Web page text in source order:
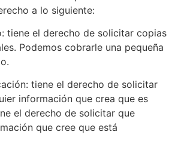
a lo siguiente:
tiene el derecho de solicitar copias
Podemos cobrarle una pequeña
tiene el derecho de solicitar
información que crea que es
el derecho de solicitar que
que cree que está